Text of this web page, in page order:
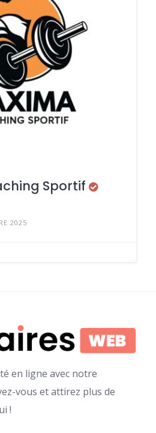
Sportif
2025
en ligne avec notre
vous et attirez plus de
!